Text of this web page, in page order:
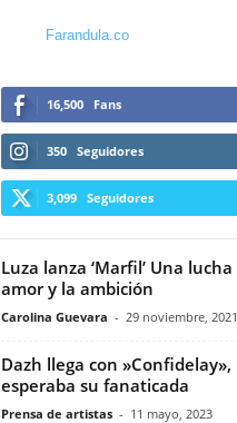
Farandula.co
16,500 Fans
350 Seguidores
3,099 Seguidores
Luza lanza ‘Marfil’ Una
amor y la ambición
Carolina Guevara - 29 noviembre, 2021
Dazh llega con
esperaba su fanaticada
Prensa de artistas - 11 mayo, 2023